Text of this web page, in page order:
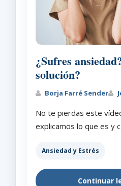
¿Sufres
solución?
Borja Farré Sender
No te pierdas este
explicamos lo que es y
Ansiedad y Estrés
Continuar